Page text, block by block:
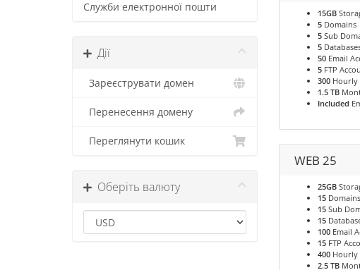
Служби електронної пошти
Дії
Зареєструвати домен
Перенесення домену
Переглянути кошик
Оберіть валюту
15GB
5Domains
5Sub
5
50Email
5FTP
300Hourly
1.5 TB
Included
WEB 25
25GB
15Domains
15Sub
15
100Email
15FTP
400Hourly
2.5 TB